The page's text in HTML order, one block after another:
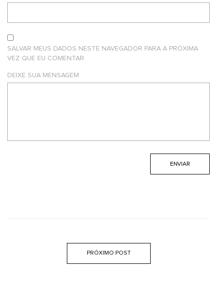
SALVAR MEUS DADOS NESTE NAVEGADOR PARA A PRÓXIMA
VEZ QUE EU COMENTAR.
DEIXE SUA MENSAGEM
PRÓXIMO POST